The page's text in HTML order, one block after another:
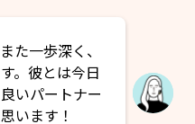
た一歩深く、
。彼とは今日
いパートナー
います！